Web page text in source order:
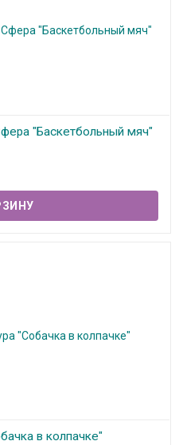
"Баскетбольный мяч"
в колпачке"